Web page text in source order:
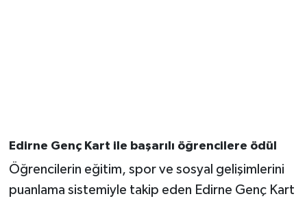
Edirne Genç Kart ile başarılı öğrencilere ödül
Öğrencilerin eğitim, spor ve sosyal gelişimlerini
puanlama sistemiyle takip eden Edirne Genç Kart